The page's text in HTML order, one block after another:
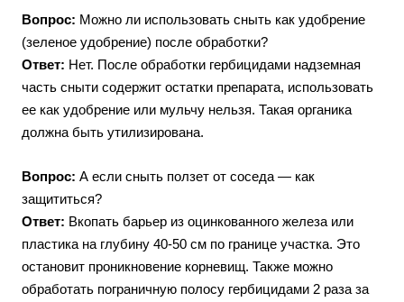
Вопрос: Можно ли использовать сныть как удобрение
(зеленое удобрение) после обработки?
Ответ: Нет. После обработки гербицидами надземная
часть сныти содержит остатки препарата, использовать
ее как удобрение или мульчу нельзя. Такая органика
должна быть утилизирована.
Вопрос: А если сныть ползет от соседа — как
защититься?
Ответ: Вкопать барьер из оцинкованного железа или
пластика на глубину 40-50 см по границе участка. Это
остановит проникновение корневищ. Также можно
обработать пограничную полосу гербицидами 2 раза за